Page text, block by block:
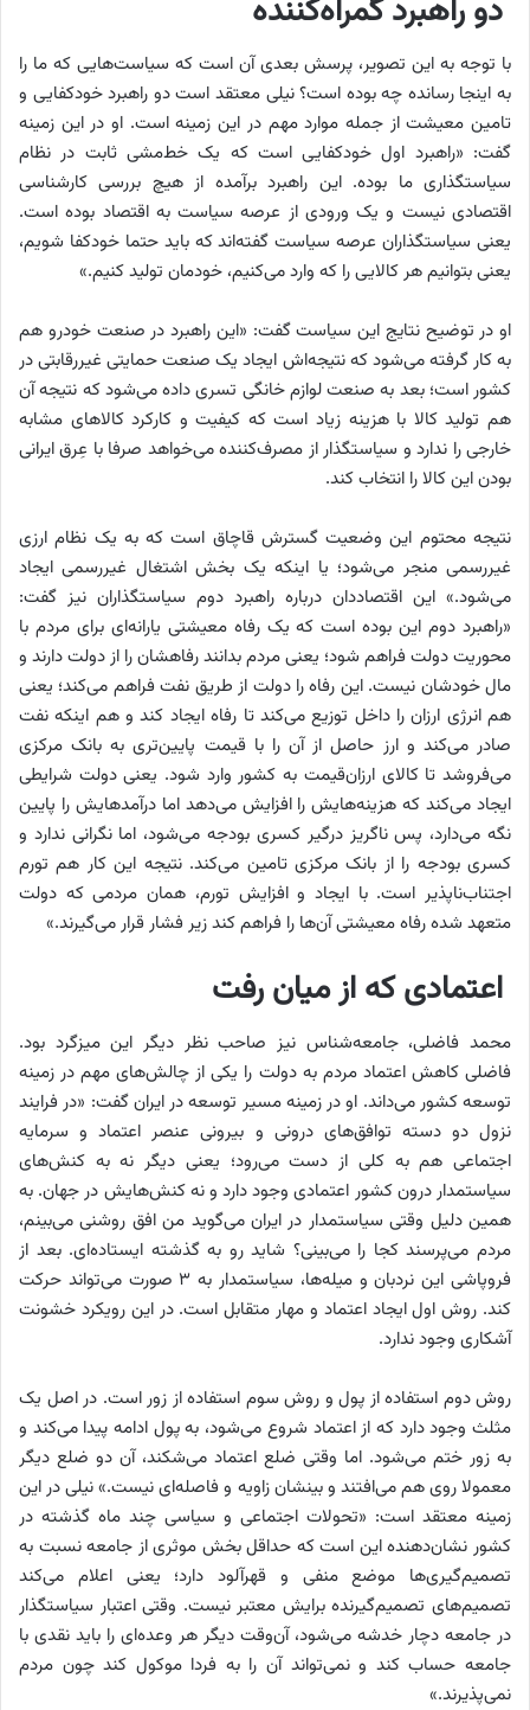
دو راهبرد گمراه‌کننده
با توجه به این تصویر، پرسش بعدی آن است که سیاست‌هایی که ما را
به اینجا رسانده چه بوده است؟ نیلی معتقد است دو راهبرد خودکفایی و
تامین معیشت از جمله موارد مهم در این زمینه است. او در این زمینه
گفت: «راهبرد اول خودکفایی است که یک خط‌مشی ثابت در نظام
سیاستگذاری ما بوده. این راهبرد برآمده از هیچ بررسی کارشناسی
اقتصادی نیست و یک ورودی از عرصه سیاست به اقتصاد بوده است.
یعنی سیاستگذاران عرصه سیاست گفته‌اند که باید حتما خودکفا شویم،
یعنی بتوانیم هر کالایی را که وارد می‌کنیم، خودمان تولید کنیم.»
او در توضیح نتایج این سیاست گفت: «این راهبرد در صنعت خودرو هم
به‌ کار گرفته می‌شود که نتیجه‌اش ایجاد یک صنعت حمایتی غیررقابتی در
کشور است؛ بعد به صنعت لوازم خانگی تسری داده می‌شود که نتیجه آن
هم تولید کالا با هزینه زیاد است که کیفیت و کارکرد کالاهای مشابه
خارجی را ندارد و سیاستگذار از مصرف‌کننده می‌خواهد صرفا با عِرق ایرانی
بودن این کالا را انتخاب کند.
نتیجه محتوم این وضعیت گسترش قاچاق است که به یک نظام ارزی
غیررسمی منجر می‌شود؛ یا اینکه یک بخش اشتغال غیررسمی ایجاد
می‌شود.» این اقتصاددان درباره راهبرد دوم سیاستگذاران نیز گفت:
«راهبرد دوم این بوده است که یک رفاه معیشتی یارانه‌ای برای مردم با
محوریت دولت فراهم شود؛ یعنی مردم بدانند رفاهشان را از دولت دارند و
مال خودشان نیست. این رفاه را دولت از طریق نفت فراهم می‌کند؛ یعنی
هم انرژی ارزان را داخل توزیع می‌کند تا رفاه ایجاد کند و هم اینکه نفت
صادر می‌کند و ارز حاصل از آن را با قیمت پایین‌تری به بانک مرکزی
می‌فروشد تا کالای ارزان‌قیمت به کشور وارد شود. یعنی دولت شرایطی
ایجاد می‌کند که هزینه‌هایش را افزایش می‌دهد اما درآمدهایش را پایین
نگه می‌دارد، پس ناگریز درگیر کسری بودجه می‌شود، اما نگرانی ندارد و
کسری بودجه را از بانک مرکزی تامین می‌کند. نتیجه این کار هم تورم
اجتناب‌ناپذیر است. با ایجاد و افزایش تورم، همان مردمی که دولت
متعهد شده رفاه معیشتی آن‌ها را فراهم کند زیر فشار قرار می‌گیرند.»
اعتمادی که از میان رفت
محمد فاضلی، جامعه‌شناس نیز صاحب نظر دیگر این میزگرد بود.
فاضلی کاهش اعتماد مردم به دولت را یکی از چالش‌های مهم در زمینه
توسعه کشور می‌داند. او در زمینه مسیر توسعه در ایران گفت: «در فرایند
نزول دو دسته توافق‌های درونی و بیرونی عنصر اعتماد و سرمایه
اجتماعی هم به کلی از دست می‌رود؛ یعنی دیگر نه به کنش‌های
سیاستمدار درون کشور اعتمادی وجود دارد و نه کنش‌هایش در جهان. به
همین دلیل وقتی سیاستمدار در ایران می‌گوید من افق روشنی می‌‌بینم،
مردم می‌پرسند کجا را می‌بینی؟ شاید رو به گذشته ایستاده‌ای. بعد از
فروپاشی این نردبان و میله‌ها، سیاستمدار به ۳ صورت می‌تواند حرکت
کند. روش اول ایجاد اعتماد و مهار متقابل است. در این رویکرد خشونت
آشکاری وجود ندارد.
روش دوم استفاده از پول و روش سوم استفاده از زور است. در اصل یک
مثلث وجود دارد که از اعتماد شروع می‌شود، به پول ادامه پیدا می‌کند و
به زور ختم می‌شود. اما وقتی ضلع اعتماد می‌شکند، آن دو ضلع دیگر
معمولا روی هم می‌افتند و بینشان زاویه و فاصله‌ای نیست.» نیلی در این
زمینه معتقد است: «تحولات اجتماعی و سیاسی چند ماه گذشته در
کشور نشان‌دهنده این است که حداقل بخش موثری از جامعه نسبت به
تصمیم‌گیری‌ها موضع منفی و قهرآلود دارد؛ یعنی اعلام می‌کند
تصمیم‌های تصمیم‌گیرنده برایش معتبر نیست. وقتی اعتبار سیاستگذار
در جامعه دچار خدشه می‌شود، آن‌وقت دیگر هر وعده‌‌ای را باید نقدی با
جامعه حساب کند و نمی‌تواند آن را به فردا موکول کند چون مردم
نمی‌پذیرند.»